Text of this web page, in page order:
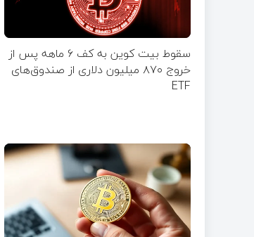
سقوط بیت کوین به کف ۶‌ ماهه پس از
خروج ۸۷۰ میلیون دلاری از صندوق‌های
ETF